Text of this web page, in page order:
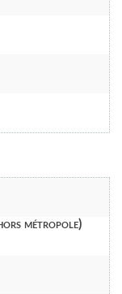
métropole)